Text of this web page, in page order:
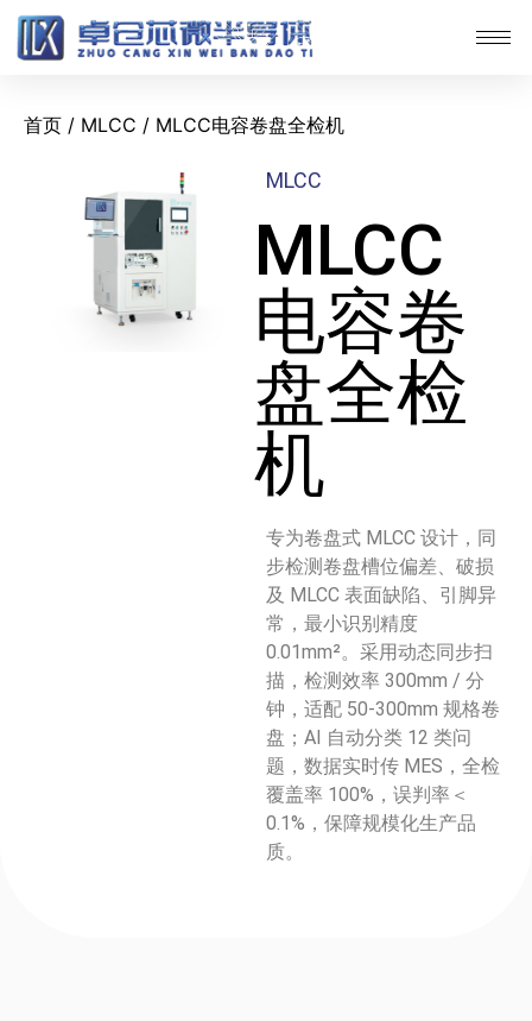
首页 / MLCC / MLCC电容卷盘全检机
MLCC
MLCC
电容卷
盘全检
机
专为卷盘式 MLCC 设计，同
步检测卷盘槽位偏差、破损
及 MLCC 表面缺陷、引脚异
常，最小识别精度
0.01mm²。采用动态同步扫
描，检测效率 300mm / 分
钟，适配 50-300mm 规格卷
盘；AI 自动分类 12 类问
题，数据实时传 MES，全检
覆盖率 100%，误判率＜
0.1%，保障规模化生产品
质。